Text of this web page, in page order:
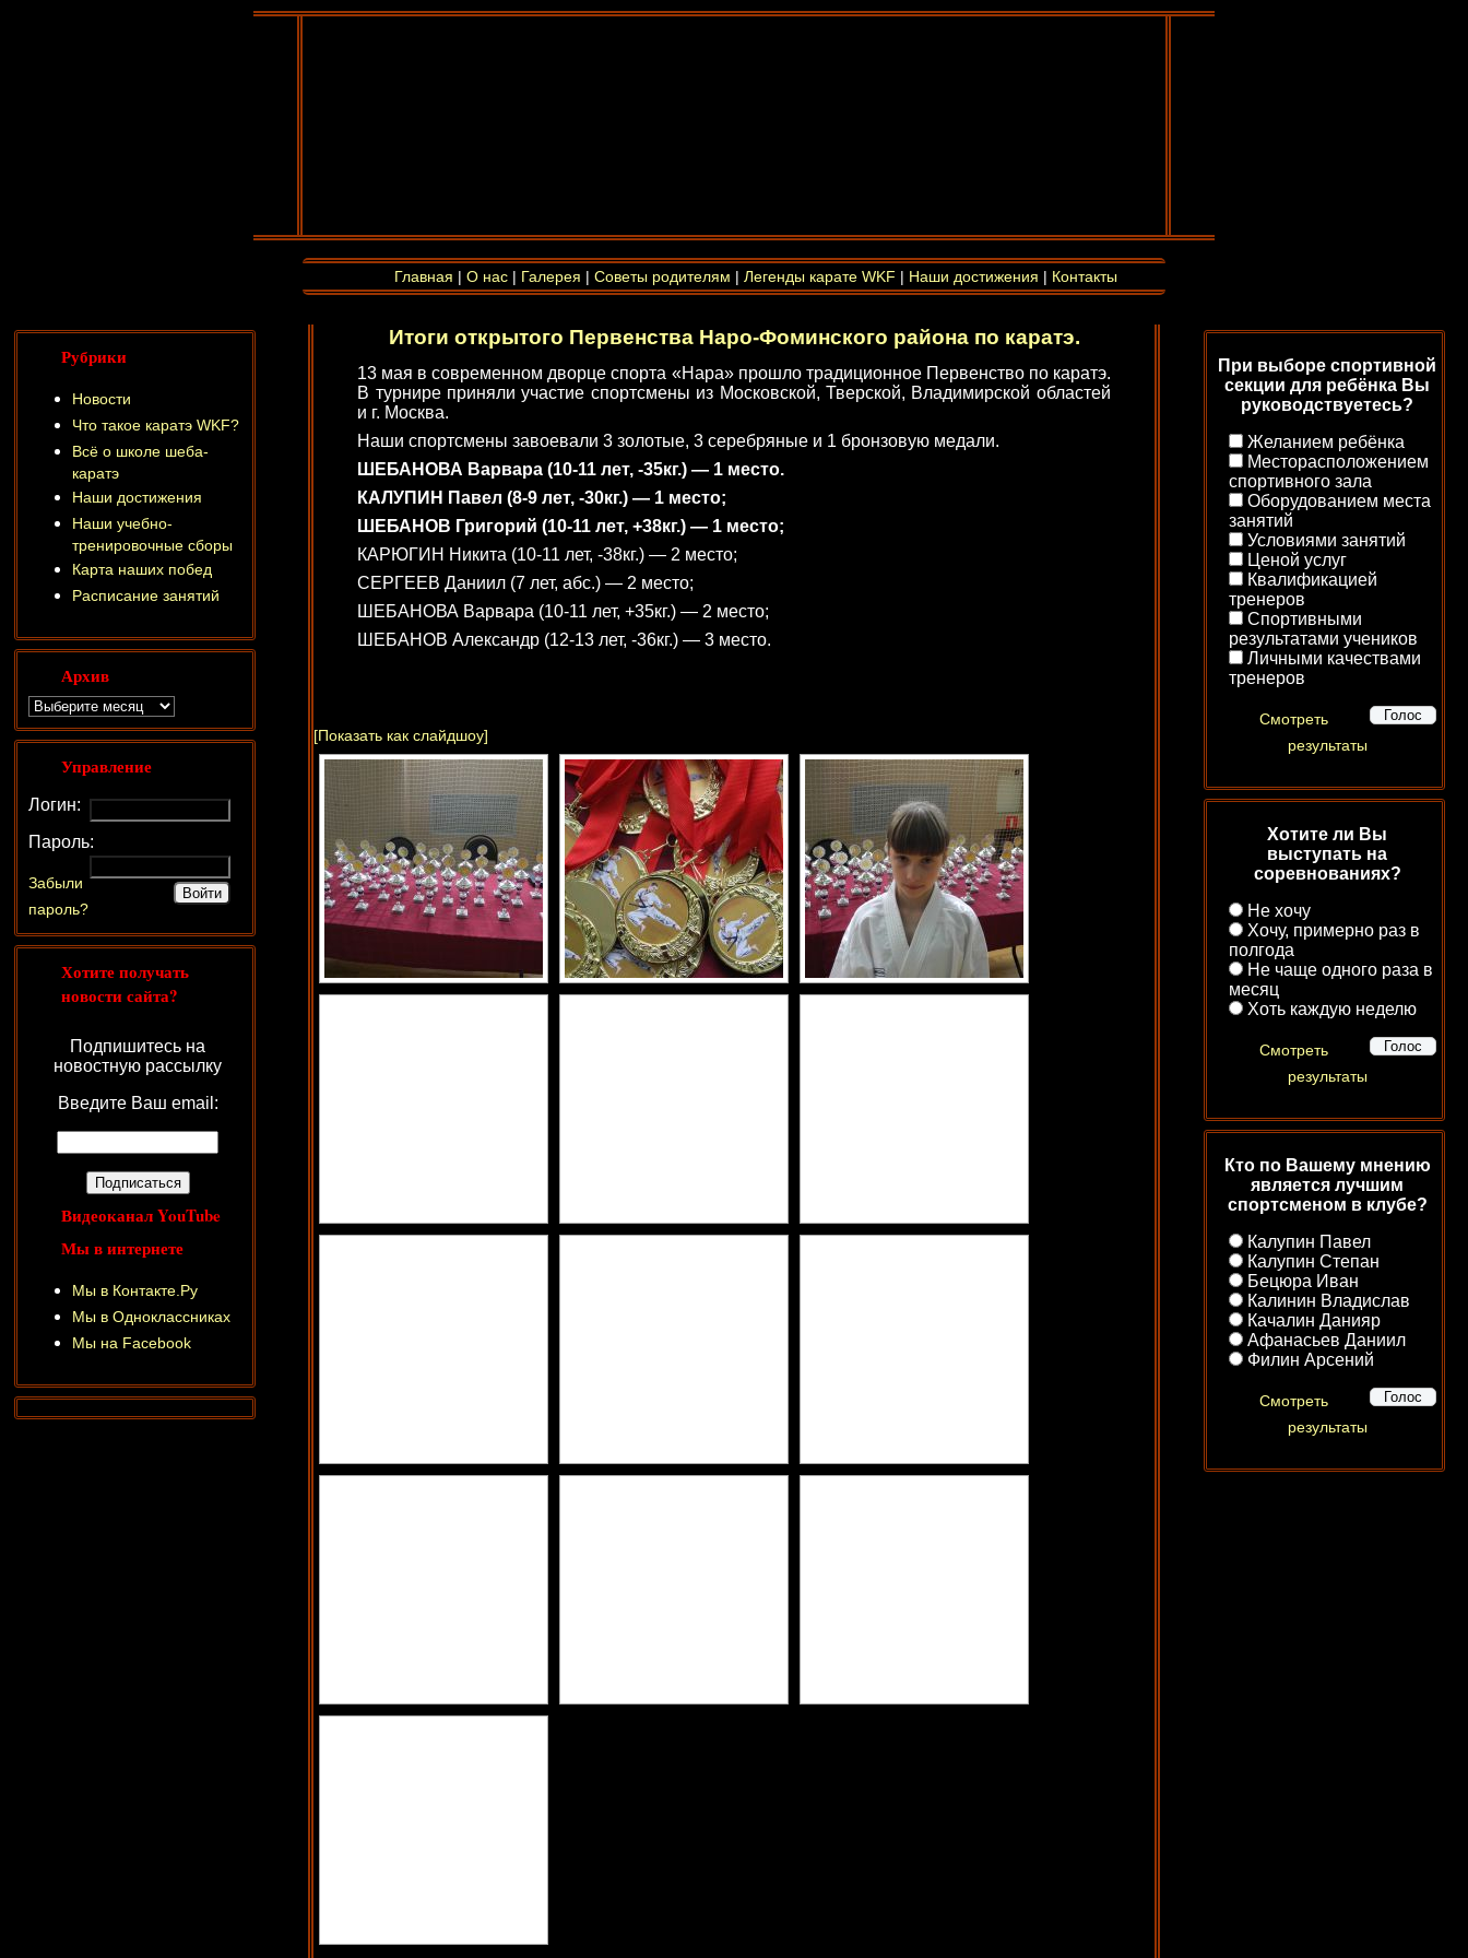
Главная | О нас | Галерея | Советы родителям | Легенды карате WKF | Наши достижения | Контакты
Итоги открытого Первенства Наро-Фоминского района по каратэ.
13 мая в современном дворце спорта «Нара» прошло традиционное Первенство по каратэ.
В турнире приняли участие спортсмены из Московской, Тверской, Владимирской областей
и г. Москва.
Наши спортсмены завоевали 3 золотые, 3 серебряные и 1 бронзовую медали.
ШЕБАНОВА Варвара (10-11 лет, -35кг.) — 1 место.
КАЛУПИН Павел (8-9 лет, -30кг.) — 1 место;
ШЕБАНОВ Григорий (10-11 лет, +38кг.) — 1 место;
КАРЮГИН Никита (10-11 лет, -38кг.) — 2 место;
СЕРГЕЕВ Даниил (7 лет, абс.) — 2 место;
ШЕБАНОВА Варвара (10-11 лет, +35кг.) — 2 место;
ШЕБАНОВ Александр (12-13 лет, -36кг.) — 3 место.
[Показать как слайдшоу]
Рубрики
Новости
Что такое каратэ WKF?
Всё о школе шеба-
каратэ
Наши достижения
Наши учебно-
тренировочные сборы
Карта наших побед
Расписание занятий
Архив
Управление
Логин:
Пароль:
Забыли
пароль?
Хотите получать
новости сайта?
Подпишитесь на
новостную рассылку
Введите Ваш email:
Видеоканал YouTube
Мы в интернете
Мы в Контакте.Ру
Мы в Одноклассниках
Мы на Facebook
При выборе спортивной
секции для ребёнка Вы
руководствуетесь?
Желанием ребёнка
Месторасположением
спортивного зала
Оборудованием места
занятий
Условиями занятий
Ценой услуг
Квалификацией
тренеров
Спортивными
результатами учеников
Личными качествами
тренеров
Смотреть
результаты
Хотите ли Вы
выступать на
соревнованиях?
Не хочу
Хочу, примерно раз в
полгода
Не чаще одного раза в
месяц
Хоть каждую неделю
Смотреть
результаты
Кто по Вашему мнению
является лучшим
спортсменом в клубе?
Калупин Павел
Калупин Степан
Бецюра Иван
Калинин Владислав
Качалин Данияр
Афанасьев Даниил
Филин Арсений
Смотреть
результаты